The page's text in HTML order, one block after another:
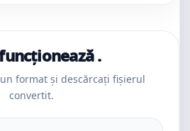
.
format și descărcați fișierul
convertit.